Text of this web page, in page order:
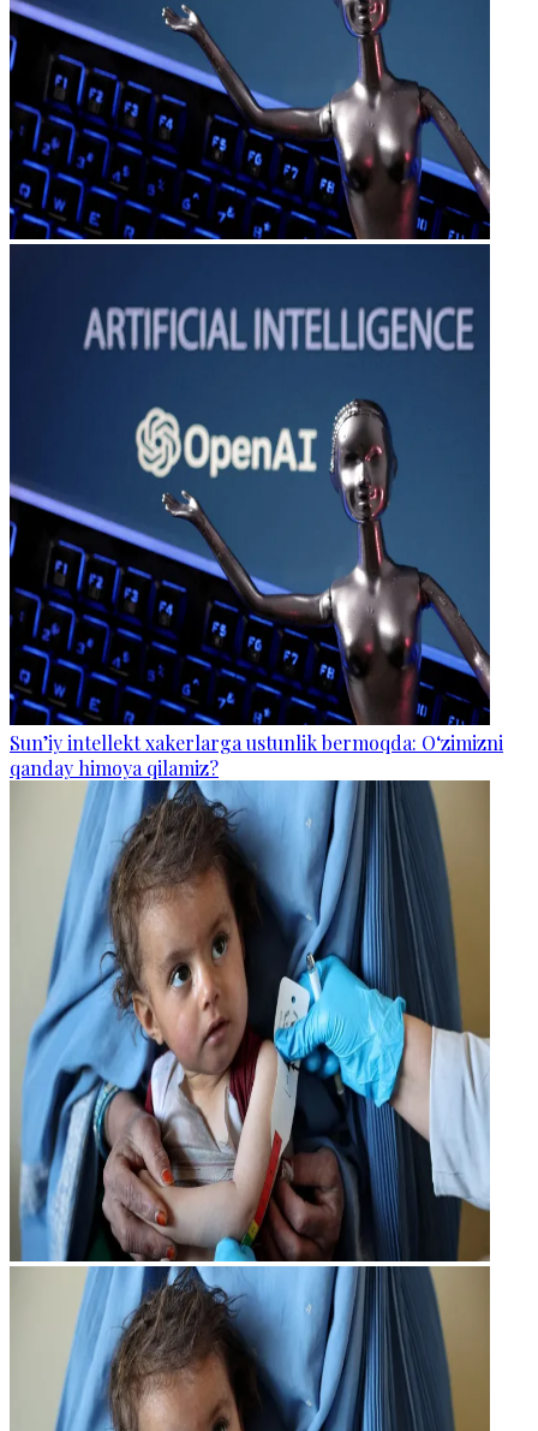
Sun’iy intellekt xakerlarga ustunlik bermoqda: O‘zimizni
qanday himoya qilamiz?